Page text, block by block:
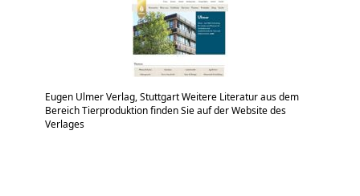
Eugen Ulmer Verlag, Stuttgart Weitere Literatur aus dem
Bereich Tierproduktion finden Sie auf der Website des
Verlages